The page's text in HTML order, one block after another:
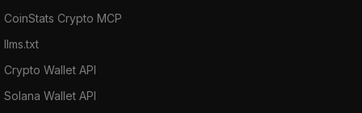
CoinStats Crypto MCP
llms.txt
Crypto Wallet API
Solana Wallet API